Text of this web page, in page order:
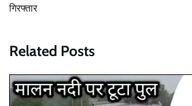
गिरफ्तार
Related Posts